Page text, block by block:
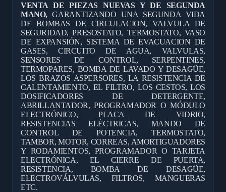
VENTA DE PIEZAS NUEVAS Y DE SEGUNDA
MANO, GARANTIZANDO UNA SEGUNDA VIDA
DE BOMBAS DE CIRCULACION, VALVULA DE
SEGURIDAD, PRESOSTATO, TERMOSTATO, VASO
DE EXPANSIÓN, SISTEMA DE EVACUACION DE
GASES, CIRCUITO DE AGUA, VALVULAS,
SENSORES DE CONTROL, SERPENTINES,
TERMOPARES, BOMBA DE LAVADO Y DESAGÜE,
LOS BRAZOS ASPERSORES, LA RESISTENCIA DE
CALENTAMIENTO, EL FILTRO, LOS CESTOS, LOS
DOSIFICADORES DE DETERGENTE,
ABRILLANTADOR, PROGRAMADOR O MÓDULO
ELECTRÓNICO, PLACA DE VIDRIO,
RESISTENCIAS ELÉCTRICAS, MANDO DE
CONTROL DE POTENCIA, TERMOSTATO,
TAMBOR, MOTOR, CORREAS, AMORTIGUADORES
Y RODAMIENTOS, PROGRAMADOR O TARJETA
ELECTRÓNICA, EL CIERRE DE PUERTA,
RESISTENCIA, BOMBA DE DESAGÜE,
ELECTROVÁLVULAS, FILTROS, MANGUERAS
ETC.